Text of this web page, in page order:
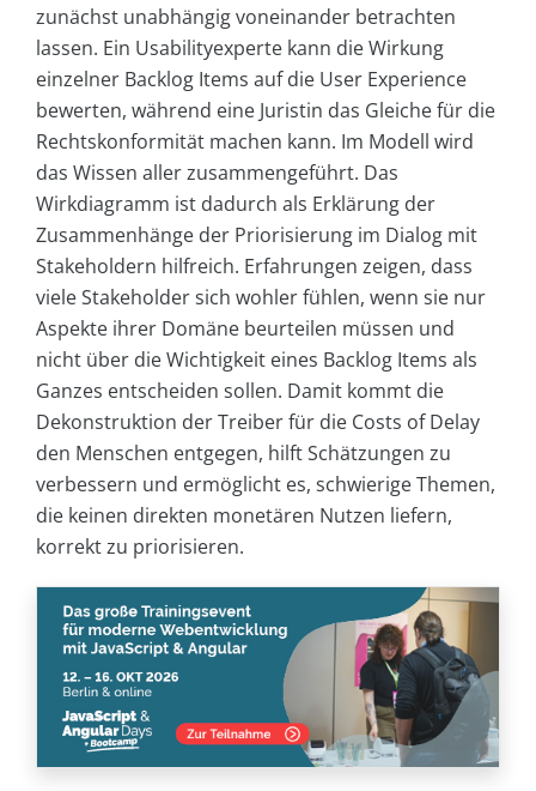
zunächst unabhängig voneinander betrachten
lassen. Ein Usabilityexperte kann die Wirkung
einzelner Backlog Items auf die User Experience
bewerten, während eine Juristin das Gleiche für die
Rechtskonformität machen kann. Im Modell wird
das Wissen aller zusammengeführt. Das
Wirkdiagramm ist dadurch als Erklärung der
Zusammenhänge der Priorisierung im Dialog mit
Stakeholdern hilfreich. Erfahrungen zeigen, dass
viele Stakeholder sich wohler fühlen, wenn sie nur
Aspekte ihrer Domäne beurteilen müssen und
nicht über die Wichtigkeit eines Backlog Items als
Ganzes entscheiden sollen. Damit kommt die
Dekonstruktion der Treiber für die Costs of Delay
den Menschen entgegen, hilft Schätzungen zu
verbessern und ermöglicht es, schwierige Themen,
die keinen direkten monetären Nutzen liefern,
korrekt zu priorisieren.